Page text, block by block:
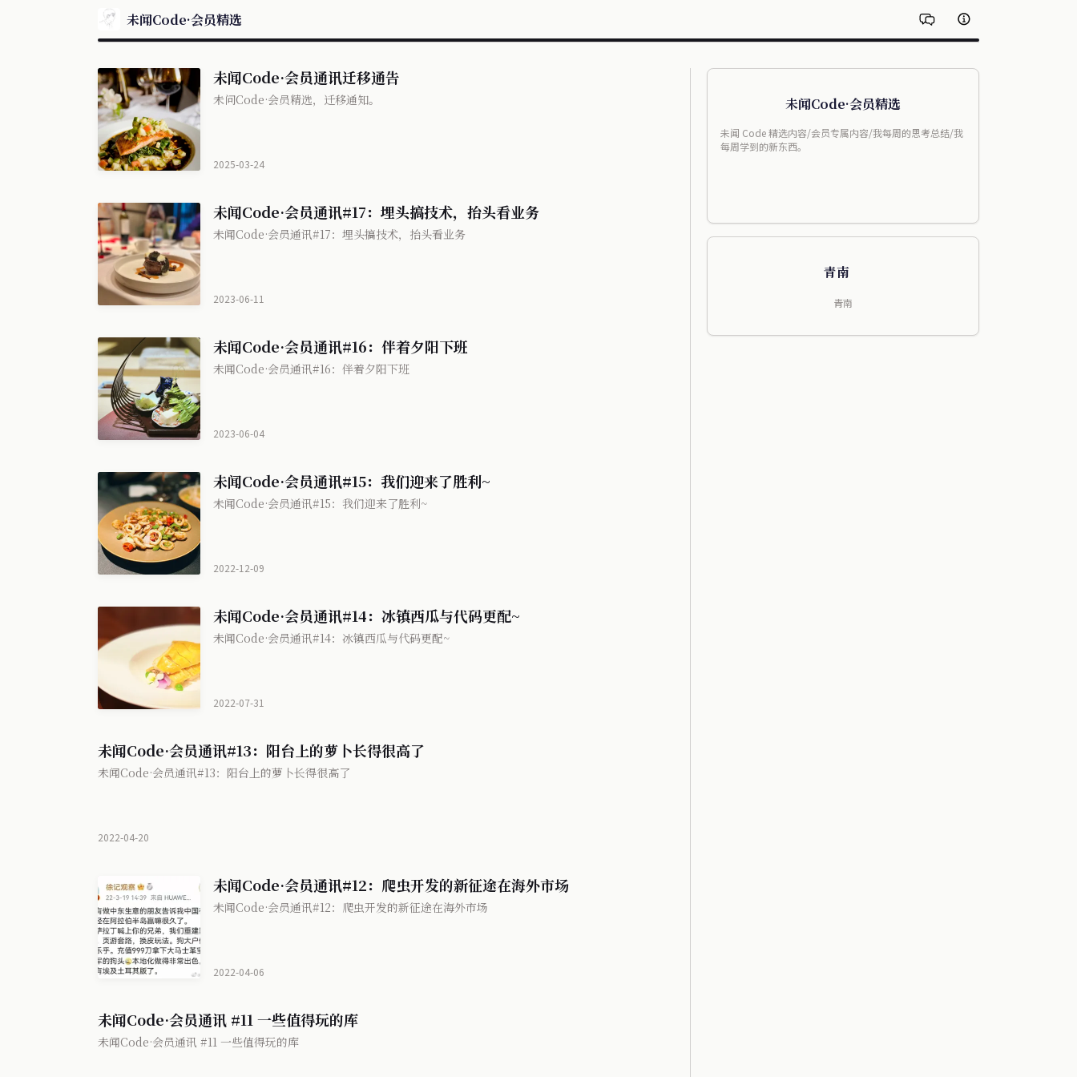
未闻Code·会员精选
未闻Code·会员通讯迁移通告
未问Code·会员精选，迁移通知。
2025-03-24
未闻Code·会员通讯#17：埋头搞技术，抬头看业务
未闻Code·会员通讯#17：埋头搞技术，抬头看业务
2023-06-11
未闻Code·会员通讯#16：伴着夕阳下班
未闻Code·会员通讯#16：伴着夕阳下班
2023-06-04
未闻Code·会员通讯#15：我们迎来了胜利~
未闻Code·会员通讯#15：我们迎来了胜利~
2022-12-09
未闻Code·会员通讯#14：冰镇西瓜与代码更配~
未闻Code·会员通讯#14：冰镇西瓜与代码更配~
2022-07-31
未闻Code·会员通讯#13：阳台上的萝卜长得很高了
未闻Code·会员通讯#13：阳台上的萝卜长得很高了
2022-04-20
未闻Code·会员通讯#12：爬虫开发的新征途在海外市场
未闻Code·会员通讯#12：爬虫开发的新征途在海外市场
2022-04-06
未闻Code·会员通讯 #11 一些值得玩的库
未闻Code·会员通讯 #11 一些值得玩的库
未闻Code·会员精选
未闻 Code 精选内容/会员专属内容/我每周的思考总结/我
每周学到的新东西。
青南
青南